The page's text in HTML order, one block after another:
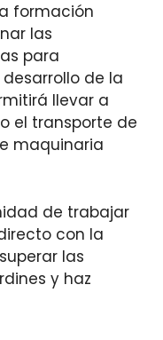
formación
las
para
de la
llevar a
el transporte de
maquinaria
de trabajar
con la
las
y haz